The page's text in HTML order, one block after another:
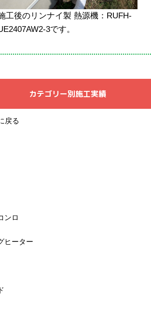
カテゴリー別施工実績
戻る
ンロ
ヒーター
工後のリンナイ製 熱源機：RUFH-
3です。